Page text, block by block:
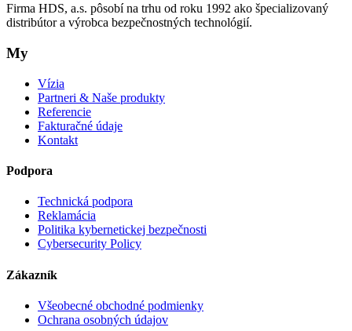
Firma HDS, a.s. pôsobí na trhu od roku 1992 ako špecializovaný
distribútor a výrobca bezpečnostných technológií.
My
Vízia
Partneri & Naše produkty
Referencie
Fakturačné údaje
Kontakt
Podpora
Technická podpora
Reklamácia
Politika kybernetickej bezpečnosti
Cybersecurity Policy
Zákazník
Všeobecné obchodné podmienky
Ochrana osobných údajov